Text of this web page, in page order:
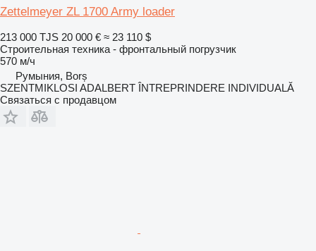
Zettelmeyer ZL 1700 Army loader
213 000 TJS 20 000 € ≈ 23 110 $
Строительная техника - фронтальный погрузчик
570 м/ч
Румыния, Borș
SZENTMIKLOSI ADALBERT ÎNTREPRINDERE INDIVIDUALĂ
Связаться с продавцом